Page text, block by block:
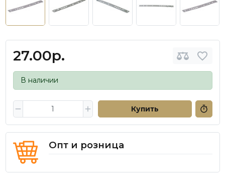
27.00р.
В наличии
Купить
Опт и розница